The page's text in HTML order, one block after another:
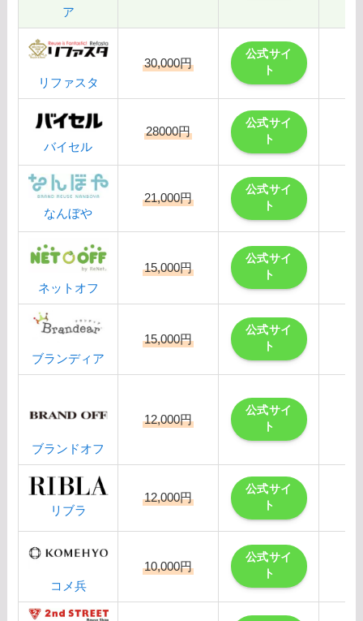
ア
リファスタ
30,000円
公式サイ
ト
バイセル
28000円
公式サイ
ト
なんぼや
21,000円
公式サイ
ト
ネットオフ
15,000円
公式サイ
ト
ブランディア
15,000円
公式サイ
ト
ブランドオフ
12,000円
公式サイ
ト
リブラ
12,000円
公式サイ
ト
コメ兵
10,000円
公式サイ
ト